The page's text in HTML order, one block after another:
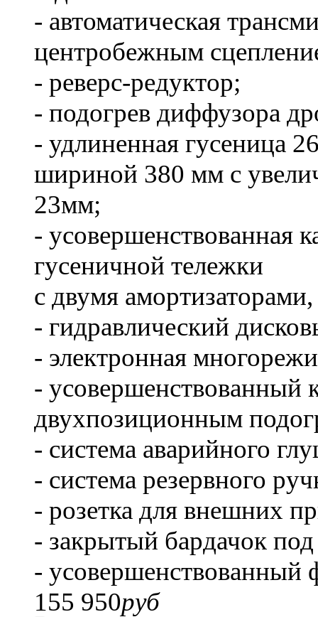
- автоматическая
центробежным
- реверс-редуктор;
- подогрев диффузора
- удлиненная гусеница
шириной 380 мм с
23мм;
- усовершенствованная
гусеничной тележки
с двумя
- гидравлический
- электронная
- усовершенствованный
двухпозиционным
- система аварийного
- система резервного
- розетка для внешних
- закрытый бардачок
- усовершенствованный
155 950руб